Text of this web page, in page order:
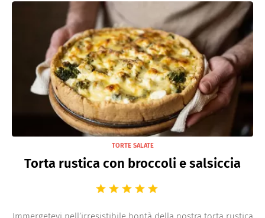
TORTE SALATE
Torta rustica con broccoli e salsiccia